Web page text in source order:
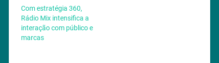
Com estratégia 360,
Rádio Mix intensifica a
interação com público e
marcas